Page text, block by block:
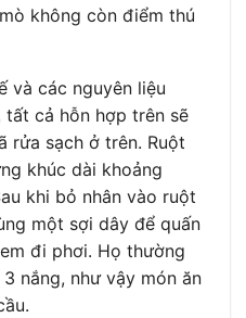
không còn điểm thú
và các nguyên liệu
cả hỗn hợp trên sẽ
rửa sạch ở trên. Ruột
khúc dài khoảng
khi bỏ nhân vào ruột
một sợi dây để quấn
đi phơi. Họ thường
nắng, như vậy món ăn